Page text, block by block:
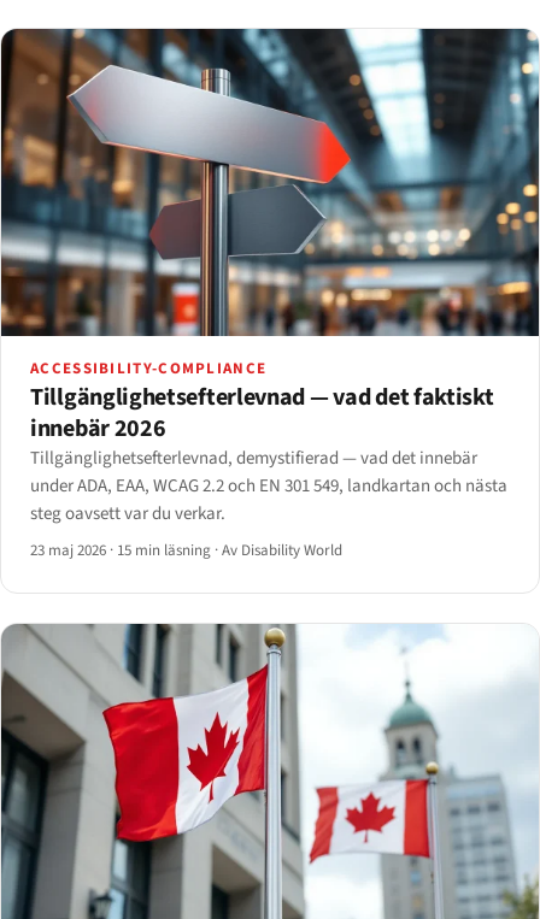
ACCESSIBILITY-COMPLIANCE
Tillgänglighets­efterlevnad — vad det faktiskt
innebär 2026
Tillgänglighets­efterlevnad, demystifierad — vad det innebär
under ADA, EAA, WCAG 2.2 och EN 301 549, landkartan och nästa
steg oavsett var du verkar.
23 maj 2026 · 15 min läsning ·Av Disability World